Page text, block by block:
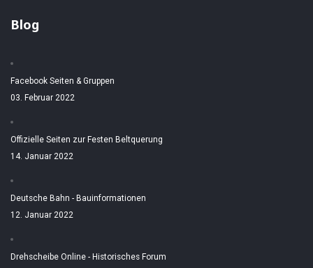
Blog
Facebook Seiten & Gruppen
03. Februar 2022
Offizielle Seiten zur Festen Beltquerung
14. Januar 2022
Deutsche Bahn - Bauinformationen
12. Januar 2022
Drehscheibe Online - Historisches Forum